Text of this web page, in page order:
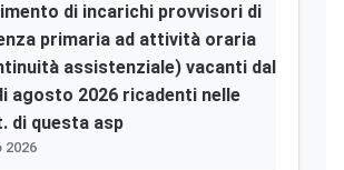
di incarichi provvisori di
primaria ad attività oraria
assistenziale) vacanti dal
agosto 2026 ricadenti nelle
di questa asp
2026